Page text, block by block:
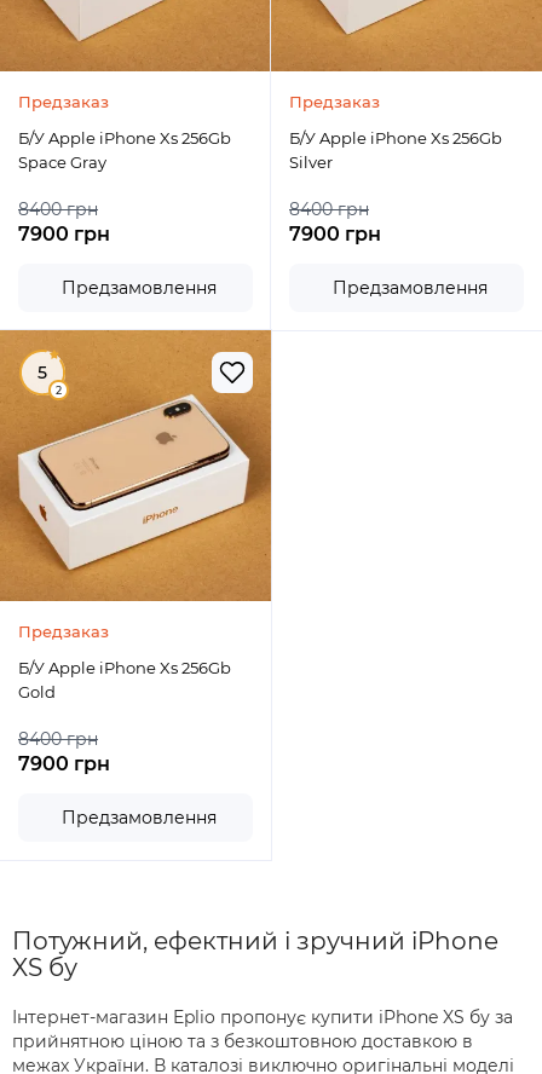
Предзаказ
Б/У Apple iPhone Xs 256Gb
Space Gray
8400 грн
7900 грн
Предзамовлення
Предзаказ
Б/У Apple iPhone Xs 256Gb
Silver
8400 грн
7900 грн
Предзамовлення
5
2
Предзаказ
Б/У Apple iPhone Xs 256Gb
Gold
8400 грн
7900 грн
Предзамовлення
Потужний, ефектний і зручний iPhone
XS бу
Інтернет-магазин Eplio пропонує купити iPhone XS бу за
прийнятною ціною та з безкоштовною доставкою в
межах України. В каталозі виключно оригінальні моделі